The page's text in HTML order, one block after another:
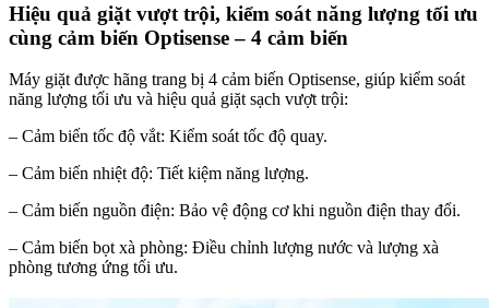
Hiệu quả giặt vượt trội, kiểm soát năng lượng tối ưu
cùng cảm biến Optisense – 4 cảm biến
Máy giặt được hãng trang bị 4 cảm biến Optisense, giúp kiểm soát
năng lượng tối ưu và hiệu quả giặt sạch vượt trội:
– Cảm biến tốc độ vắt: Kiểm soát tốc độ quay.
– Cảm biến nhiệt độ: Tiết kiệm năng lượng.
– Cảm biến nguồn điện: Bảo vệ động cơ khi nguồn điện thay đổi.
– Cảm biến bọt xà phòng: Điều chỉnh lượng nước và lượng xà
phòng tương ứng tối ưu.​